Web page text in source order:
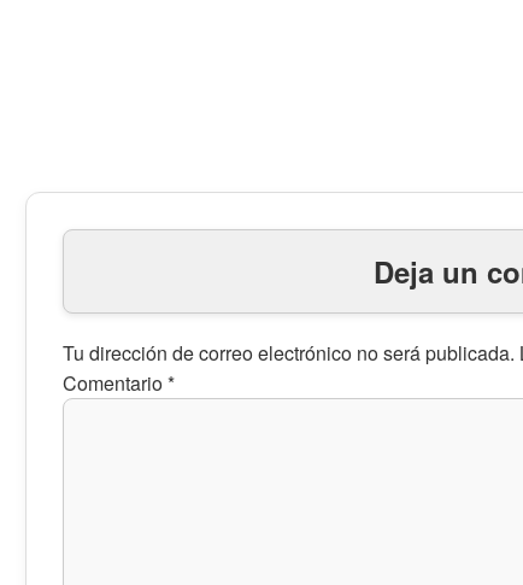
Deja un
Tu dirección de correo electrónico no será publicada.
Comentario*